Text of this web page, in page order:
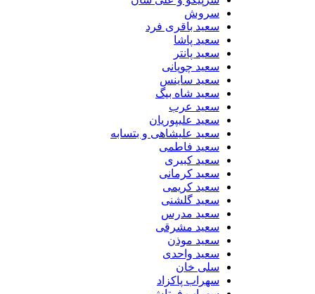
سروش
سعید باقری فرد
سعید پاشا
سعید پانتر
سعید چوپانی
سعید ساینس
سعید شاه بیگ
سعید عرب
سعید علیپوریان
سعید علیشاهی و بتسابه
سعید فاطمی
سعید کبیری
سعید کرمانی
سعید کریمی
سعید گلشنی
سعید مدرس
سعید مشرقی
سعید موذن
سعید واحدی
سلی خان
سهراب پاکزاد